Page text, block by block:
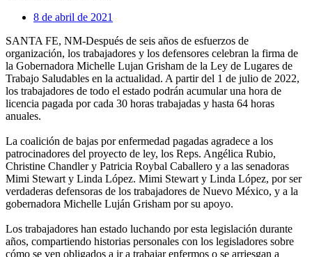
8 de abril de 2021
SANTA FE, NM-Después de seis años de esfuerzos de
organización, los trabajadores y los defensores celebran la firma de
la Gobernadora Michelle Lujan Grisham de la Ley de Lugares de
Trabajo Saludables en la actualidad. A partir del 1 de julio de 2022,
los trabajadores de todo el estado podrán acumular una hora de
licencia pagada por cada 30 horas trabajadas y hasta 64 horas
anuales.
La coalición de bajas por enfermedad pagadas agradece a los
patrocinadores del proyecto de ley, los Reps. Angélica Rubio,
Christine Chandler y Patricia Roybal Caballero y a las senadoras
Mimi Stewart y Linda López. Mimi Stewart y Linda López, por ser
verdaderas defensoras de los trabajadores de Nuevo México, y a la
gobernadora Michelle Luján Grisham por su apoyo.
Los trabajadores han estado luchando por esta legislación durante
años, compartiendo historias personales con los legisladores sobre
cómo se ven obligados a ir a trabajar enfermos o se arriesgan a